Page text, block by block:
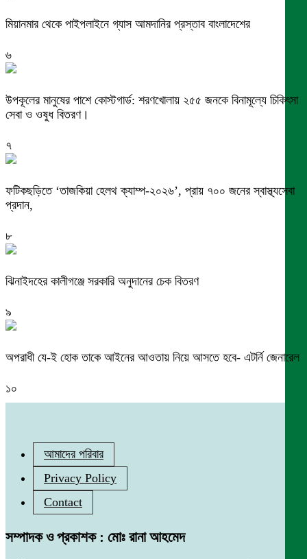
মিয়ানমার থেকে পাইপলাইনে গ্যাস আমদানির প্রস্তাব বাংলাদেশের
৬
উপকূলের মানুষের পাশে কোস্টগার্ড: শরণখোলায় ২৫৫ জনকে বিনামূল্যে চিকিৎসা
সেবা ও ওষুধ বিতরণ।
৭
ফটিকছড়িতে ‘তাজকিয়া হেলথ ক্যাম্প-২০২৬’, প্রায় ৭০০ জনের স্বাস্থ্যসেবা
প্রদান,
৮
ঝিনাইদহের কালীগঞ্জে সরকারি অনুদানের চেক বিতরণ
৯
অপরাধী যে-ই হোক তাকে আইনের আওতায় নিয়ে আসতে হবে- এটর্নি জেনারেল
১০
আমাদের পরিবার
Privacy Policy
Contact
সম্পাদক ও প্রকাশক : মোঃ রানা আহমেদ